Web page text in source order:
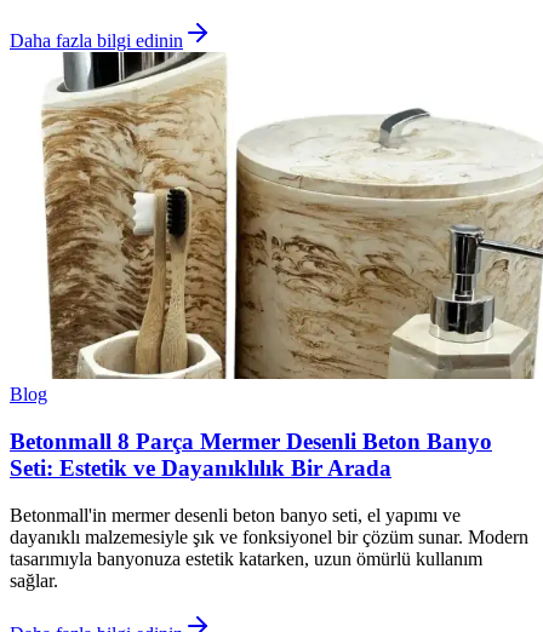
Daha fazla bilgi edinin
Blog
Betonmall 8 Parça Mermer Desenli Beton Banyo
Seti: Estetik ve Dayanıklılık Bir Arada
Betonmall'in mermer desenli beton banyo seti, el yapımı ve
dayanıklı malzemesiyle şık ve fonksiyonel bir çözüm sunar. Modern
tasarımıyla banyonuza estetik katarken, uzun ömürlü kullanım
sağlar.